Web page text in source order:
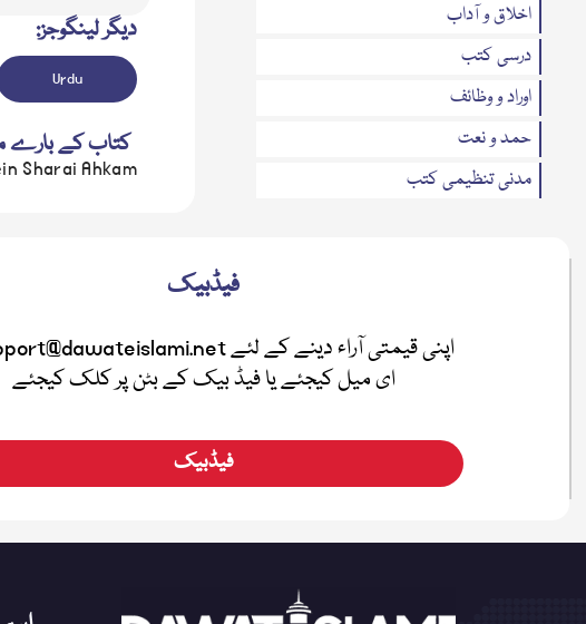
اخلاق و آداب
درسی کتب
اوراد و وظائف
حمد و نعت
مدنی تنظیمی کتب
صلہ رحمی
نیکی کی دعوت
دیگر لینگوجز:
Urdu
کتاب کے بارے
Sharai Ahkam
فیڈبیک
ای میل کیجئے یا فیڈ بیک کے بٹن پر کلک کیجئے
فیڈبیک